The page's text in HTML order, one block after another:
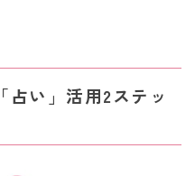
い」活用2ステッ